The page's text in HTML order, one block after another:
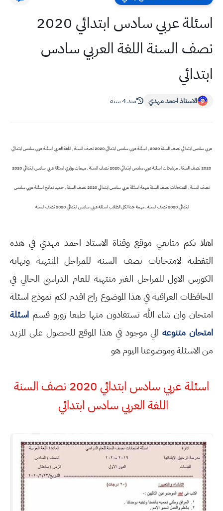
اسئلة عربي سادس ابتدائي 2020
نصف السنة اللغة العربي سادس
ابتدائي
الاستاذ احمد مهدي منذ 4 سنة
عربي سادس ابتدائي نصف السنة 2020 , اسئلة عربي سادس ابتدائي 2020 نصف السنة , اللغة العربي اسئلة عربي سادس ابتدائي
2020 نصف السنة , مرشحات اسئلة عربي سادس ابتدائي 2020 نصف السنة , مهمات وزاري اسئلة عربي سادس ابتدائي 2020
نصف السنة , الامتحانات نصف السنة مهمة اسئلة عربي سادس ابتدائي 2020 نصف السنة , جديد نماذج اسئلة عربي سادس
ابتدائي 2020 نصف السنة , مهمة جدا لكل الطلاب اسئلة عربي سادس ابتدائي 2020 نصف السنة
اهلا بكم متابعي موقع وقناة الاستاذ احمد مهدي في هذه
التغطية لامتحانات نصف السنة للمراحل المنتهية ونهاية
الكورس الاول للمراحل الغير منتهية للعام الدراسي الحالي في
المحافظات العراقية في هذا الموضوع راح اقدم لكم نموذج اسئلة
امتحان وان شاء الله تستفادون منها طبعا زورو قسم اسئلة
امتحان متنوعهالي موجود في هذا الموقع للحصول على المزيد
من الاسئلة وموضوعنا اليوم هو
اسئلة عربي سادس ابتدائي 2020 نصف السنة
اللغة العربي سادس ابتدائي